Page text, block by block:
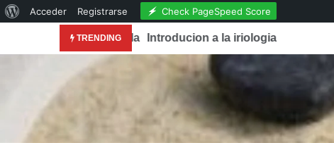
Acerca
WordPress
Acceder Registrarse Check PageSpeed Score
TRENDING
. Reconocimiento de la Acupuntura en la Revista National
Introducion a la iriologia
– Esencial Natura
–
Revista de Vida Natural